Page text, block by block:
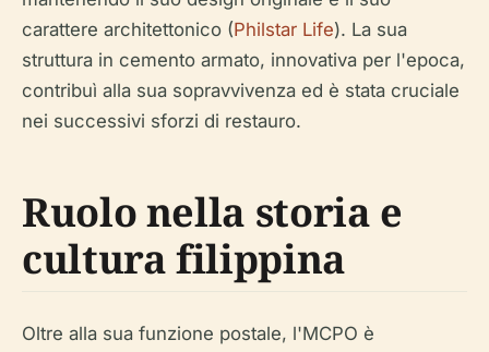
carattere architettonico (Philstar Life). La sua
struttura in cemento armato, innovativa per l'epoca,
contribuì alla sua sopravvivenza ed è stata cruciale
nei successivi sforzi di restauro.
Ruolo nella storia e
cultura filippina
Oltre alla sua funzione postale, l'MCPO è